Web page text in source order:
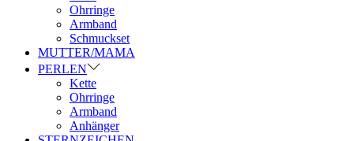
Ohrringe
Armband
Schmuckset
MUTTER/MAMA
PERLEN
Kette
Ohrringe
Armband
Anhänger